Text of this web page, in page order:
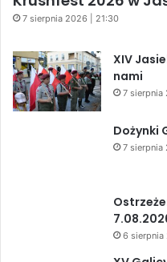
7 sierpnia 2026 | 21:30
XIV
nami
7 sierpnia
Dożynki
7 sierpnia
6 sierpnia